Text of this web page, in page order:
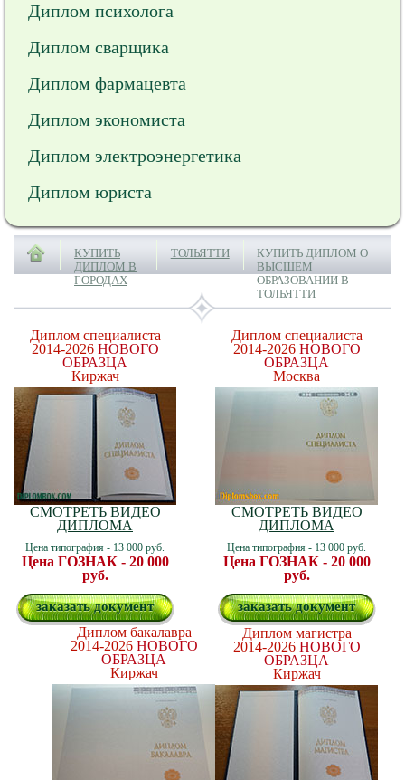
Диплом психолога
Диплом сварщика
Диплом фармацевта
Диплом экономиста
Диплом электроэнергетика
Диплом юриста
КУПИТЬ
ДИПЛОМ В
ГОРОДАХ
ТОЛЬЯТТИ
КУПИТЬ ДИПЛОМ О
ВЫСШЕМ
ОБРАЗОВАНИИ В
ТОЛЬЯТТИ
Диплом специалиста
2014-2026 НОВОГО
ОБРАЗЦА
Киржач
СМОТРЕТЬ ВИДЕО
ДИПЛОМА
Цена типография - 13 000 руб.
Цена ГОЗНАК - 20 000
руб.
заказать документ
Диплом специалиста
2014-2026 НОВОГО
ОБРАЗЦА
Москва
СМОТРЕТЬ ВИДЕО
ДИПЛОМА
Цена типография - 13 000 руб.
Цена ГОЗНАК - 20 000
руб.
заказать документ
Диплом бакалавра
2014-2026 НОВОГО
ОБРАЗЦА
Киржач
Диплом магистра
2014-2026 НОВОГО
ОБРАЗЦА
Киржач